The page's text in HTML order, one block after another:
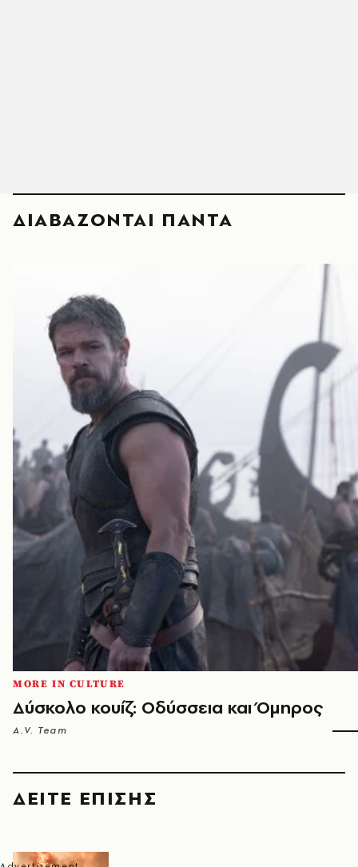
ΔΙΑΒΑΖΟΝΤΑΙ ΠΑΝΤΑ
MORE IN CULTURE
Δύσκολο κουίζ: Οδύσσεια και Όμηρος
A.V. Team
ΔΕΙΤΕ ΕΠΙΣΗΣ